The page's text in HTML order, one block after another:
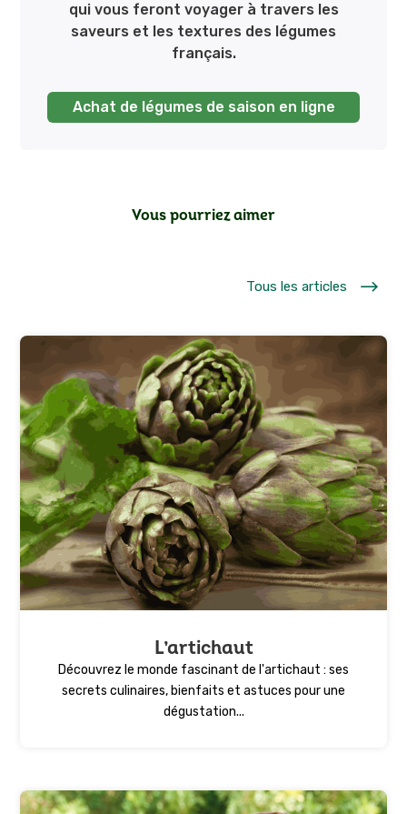
qui vous feront voyager à travers les
saveurs et les textures des légumes
français.
Achat de légumes de saison en ligne
Vous pourriez aimer
$
Tous les articles
L’artichaut
Découvrez le monde fascinant de l'artichaut : ses
secrets culinaires, bienfaits et astuces pour une
dégustation...